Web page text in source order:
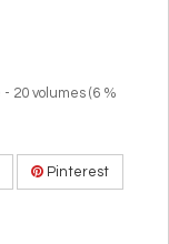
20 volumes (6 %
Pinterest